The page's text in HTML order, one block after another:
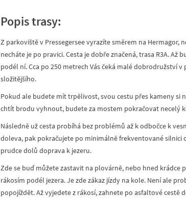
Popis trasy:
Z parkoviště v Pressegersee vyrazíte směrem na
necháte je po pravici. Cesta je dobře značená, trasa R3A.
podél ní. Cca po 250 metrech Vás čeká malé
složitějšího.
Pokud ale budete mít trpělivost, svou cestu přes kameny si
chtít brodu vyhnout, budete za mostem pokračovat necelý
Následně už cesta probíhá bez problémů až k odbočce k
doleva, pak pokračujete po minimálně frekventované silnici
prudce dolů doprava k jezeru.
Zde se buď můžete zastavit na plovárně, nebo hned krádce
rákosím podél jezera. Je zde zákaz jízdy na kole. Není ale
popojíždět. Až vyjedete z rákosí, zahnete po asfaltové